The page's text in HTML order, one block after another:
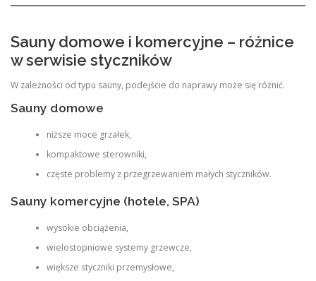
Sauny domowe i komercyjne – różnice
w serwisie styczników
W zależności od typu sauny, podejście do naprawy może się różnić.
Sauny domowe
niższe moce grzałek,
kompaktowe sterowniki,
częste problemy z przegrzewaniem małych styczników.
Sauny komercyjne (hotele, SPA)
wysokie obciążenia,
wielostopniowe systemy grzewcze,
większe styczniki przemysłowe,